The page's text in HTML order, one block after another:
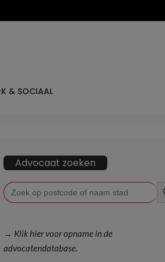
& SOCIAAL
Advocaat zoeken
Zoek
naar:
→ Klik hier voor opname in de
advocatendatabase.